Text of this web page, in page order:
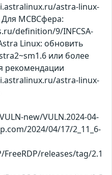
astra-linux-
Для МСВСфера:
definition/9/INFCSA-
Linux: обновить
или более
рекомендации
astra-linux-
new/VULN.2024-04-
2024/04/17/2_11_6-
releases/tag/2.1